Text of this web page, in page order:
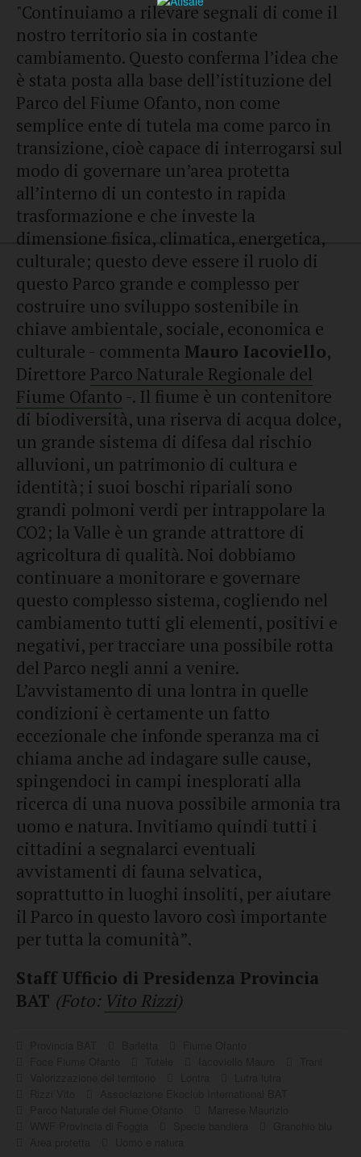
"Continuiamo a rilevare segnali di come il
nostro territorio sia in costante
cambiamento. Questo conferma l’idea che
è stata posta alla base dell’istituzione del
Parco del Fiume Ofanto, non come
semplice ente di tutela ma come parco in
transizione, cioè capace di interrogarsi sul
modo di governare un’area protetta
all’interno di un contesto in rapida
trasformazione e che investe la
dimensione fisica, climatica, energetica,
culturale; questo deve essere il ruolo di
questo Parco grande e complesso per
costruire uno sviluppo sostenibile in
chiave ambientale, sociale, economica e
culturale - commenta Mauro Iacoviello,
Direttore Parco Naturale Regionale del
Fiume Ofanto -. Il fiume è un contenitore
di biodiversità, una riserva di acqua dolce,
un grande sistema di difesa dal rischio
alluvioni, un patrimonio di cultura e
identità; i suoi boschi ripariali sono
grandi polmoni verdi per intrappolare la
CO2; la Valle è un grande attrattore di
agricoltura di qualità. Noi dobbiamo
continuare a monitorare e governare
questo complesso sistema, cogliendo nel
cambiamento tutti gli elementi, positivi e
negativi, per tracciare una possibile rotta
del Parco negli anni a venire.
L’avvistamento di una lontra in quelle
condizioni è certamente un fatto
eccezionale che infonde speranza ma ci
chiama anche ad indagare sulle cause,
spingendoci in campi inesplorati alla
ricerca di una nuova possibile armonia tra
uomo e natura. Invitiamo quindi tutti i
cittadini a segnalarci eventuali
avvistamenti di fauna selvatica,
soprattutto in luoghi insoliti, per aiutare
il Parco in questo lavoro così importante
per tutta la comunità”.
Staff Ufficio di Presidenza Provincia
BAT (Foto: Vito Rizzi)